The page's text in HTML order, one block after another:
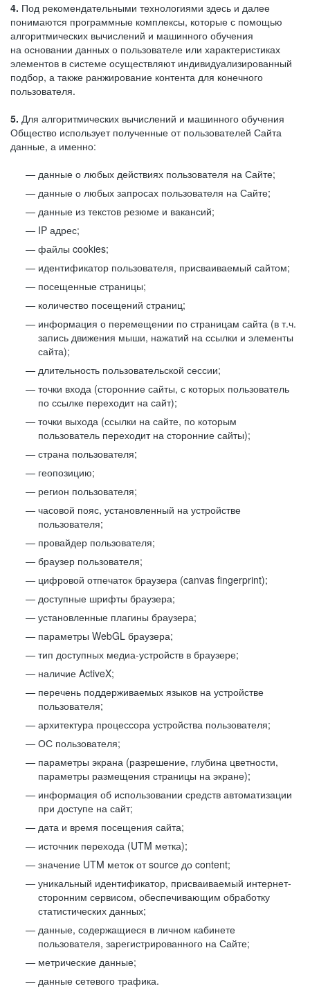
4. Под рекомендательными технологиями здесь и далее
понимаются программные комплексы, которые с помощью
алгоритмических вычислений и машинного обучения
на основании данных о пользователе или характеристиках
элементов в системе осуществляют индивидуализированный
подбор, а также ранжирование контента для конечного
пользователя.
5. Для алгоритмических вычислений и машинного обучения
Общество использует полученные от пользователей Сайта
данные, а именно:
данные о любых действиях пользователя на Сайте;
данные о любых запросах пользователя на Сайте;
данные из текстов резюме и вакансий;
IP адрес;
файлы cookies;
идентификатор пользователя, присваиваемый сайтом;
посещенные страницы;
количество посещений страниц;
информация о перемещении по страницам сайта (в т.ч.
запись движения мыши, нажатий на ссылки и элементы
сайта);
длительность пользовательской сессии;
точки входа (сторонние сайты, с которых пользователь
по ссылке переходит на сайт);
точки выхода (ссылки на сайте, по которым
пользователь переходит на сторонние сайты);
страна пользователя;
геопозицию;
регион пользователя;
часовой пояс, установленный на устройстве
пользователя;
провайдер пользователя;
браузер пользователя;
цифровой отпечаток браузера (canvas fingerprint);
доступные шрифты браузера;
установленные плагины браузера;
параметры WebGL браузера;
тип доступных медиа-устройств в браузере;
наличие ActiveX;
перечень поддерживаемых языков на устройстве
пользователя;
архитектура процессора устройства пользователя;
ОС пользователя;
параметры экрана (разрешение, глубина цветности,
параметры размещения страницы на экране);
информация об использовании средств автоматизации
при доступе на сайт;
дата и время посещения сайта;
источник перехода (UTM метка);
значение UTM меток от source до content;
уникальный идентификатор, присваиваемый интернет-
сторонним сервисом, обеспечивающим обработку
статистических данных;
данные, содержащиеся в личном кабинете
пользователя, зарегистрированного на Сайте;
метрические данные;
данные сетевого трафика.